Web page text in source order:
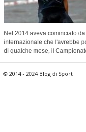
Nel 2014 aveva cominciato
internazionale che l'avrebbe
di qualche mese, il
© 2014 - 2024 Blog di Sport